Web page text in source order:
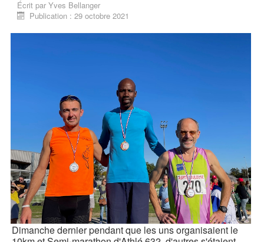
Écrit par Yves Bellanger
Publication : 29 octobre 2021
Dimanche dernier pendant que les uns organisaient le